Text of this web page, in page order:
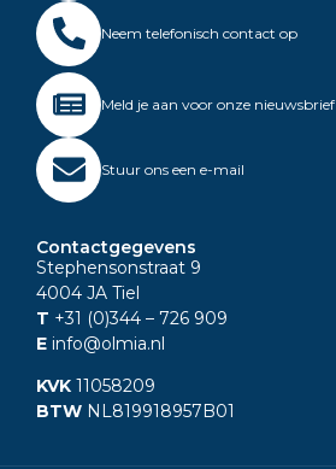
Neem telefonisch contact op
Meld je aan voor onze nieuwsbrief
Stuur ons een e-mail
Contactgegevens
Stephensonstraat 9
4004 JA Tiel
T +31 (0)344 – 726 909
E info@olmia.nl
KVK 11058209
BTW NL819918957B01